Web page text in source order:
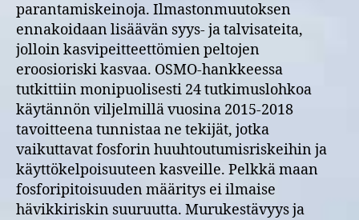
vähentäminen
parantamalla
maan
kasvukuntoa
–
kokemuksia
24
tutkimuslohkolta
parantamiskeinoja. Ilmastonmuutoksen
ennakoidaan lisäävän syys- ja talvisateita,
jolloin kasvipeitteettömien peltojen
eroosioriski kasvaa. OSMO-hankkeessa
tutkittiin monipuolisesti 24 tutkimuslohkoa
käytännön viljelmillä vuosina 2015-2018
tavoitteena tunnistaa ne tekijät, jotka
vaikuttavat fosforin huuhtoutumisriskeihin ja
käyttökelpoisuuteen kasveille. Pelkkä maan
fosforipitoisuuden määritys ei ilmaise
hävikkiriskin suuruutta. Murukestävyys ja